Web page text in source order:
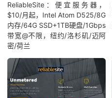
ReliableSite：便宜服务器，
$10/月起，Intel Atom D525/8G
内存/64G SSD+1TB硬盘/1Gbps
带宽@不限，纽约/洛杉矶/迈阿
密/荷兰